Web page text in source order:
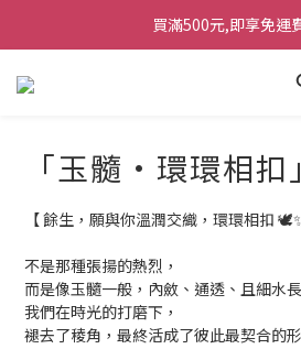
買滿500元,即享免運
「玉髓·環環相扣
【 餘生，願與你溫潤交織，環環相扣 🕊️✨
不是那種張揚的熱烈，
而是像玉髓一般，內斂、通透、且細水
我們在時光的打磨下，
褪去了稜角，最終活成了彼此最契合的